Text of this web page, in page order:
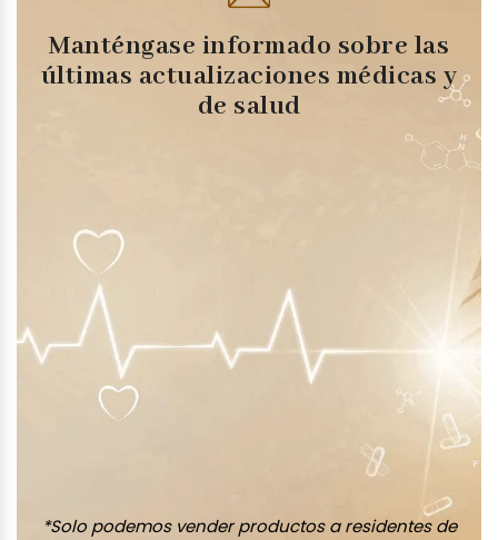
Manténgase informado sobre las
últimas actualizaciones médicas y
de salud
*Solo podemos vender productos a residentes de